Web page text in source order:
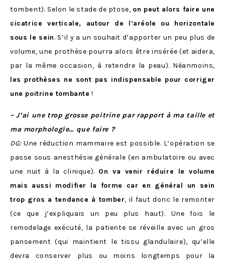
tombent). Selon le stade de ptose, on peut alors faire une
cicatrice verticale, autour de l’aréole ou horizontale
sous le sein. S’il y a un souhait d’apporter un peu plus de
volume, une prothèse pourra alors être insérée (et aidera,
par la même occasion, à retendre la peau). Néanmoins,
les prothèses ne sont pas indispensable pour corriger
une poitrine tombante !
– J’ai une trop grosse poitrine par rapport à ma taille et
ma morphologie… que faire ?
DG:Une réduction mammaire est possible. L’opération se
passe sous anesthésie générale (en ambulatoire ou avec
une nuit à la clinique). On va venir réduire le volume
mais aussi modifier la forme car en général un sein
trop gros a tendance à tomber, il faut donc le remonter
(ce que j’expliquais un peu plus haut). Une fois le
remodelage exécuté, la patiente se réveille avec un gros
pansement (qui maintient le tissu glandulaire), qu’elle
devra conserver plus ou moins longtemps pour la